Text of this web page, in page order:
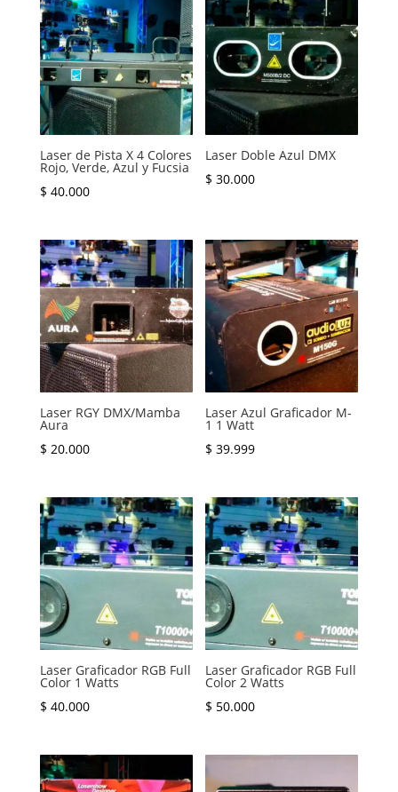
Laser de Pista X 4 Colores
Rojo, Verde, Azul y Fucsia
$ 40.000
Laser Doble Azul DMX
$ 30.000
Laser RGY DMX/Mamba
Aura
$ 20.000
Laser Azul Graficador M-
1 1 Watt
$ 39.999
Laser Graficador RGB Full
Color 1 Watts
$ 40.000
Laser Graficador RGB Full
Color 2 Watts
$ 50.000